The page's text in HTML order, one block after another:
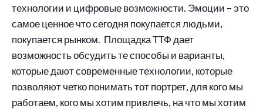
технологии и цифровые возможности. Эмоции – это
самое ценное что сегодня покупается людьми,
покупается рынком. Площадка ТТФ дает
возможность обсудить те способы и варианты,
которые дают современные технологии, которые
позволяют четко понимать тот портрет, для кого мы
работаем, кого мы хотим привлечь, на что мы хотим